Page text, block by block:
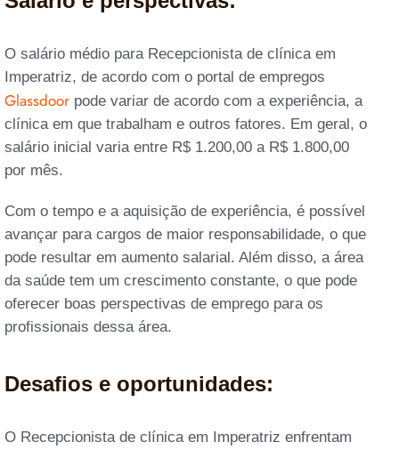
O salário médio para Recepcionista de clínica em
Imperatriz, de acordo com o portal de empregos
Glassdoor pode variar de acordo com a experiência, a
clínica em que trabalham e outros fatores. Em geral, o
salário inicial varia entre R$ 1.200,00 a R$ 1.800,00
por mês.
Com o tempo e a aquisição de experiência, é possível
avançar para cargos de maior responsabilidade, o que
pode resultar em aumento salarial. Além disso, a área
da saúde tem um crescimento constante, o que pode
oferecer boas perspectivas de emprego para os
profissionais dessa área.
Desafios e oportunidades:
O Recepcionista de clínica em Imperatriz enfrentam